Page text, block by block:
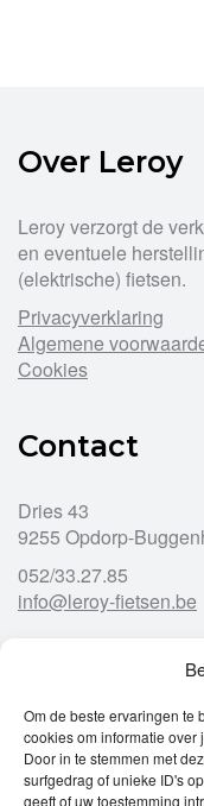
Om de beste ervaringen te
cookies om informatie over
Door in te stemmen met
surfgedrag of unieke ID's
geeft of uw toestemming
Over Leroy
Leroy verzorgt de
en eventuele
(elektrische) fietsen.
Privacyverklaring
Algemene
Cookies
Contact
Dries 43
9255 Opdorp-
052/33.27.85
info@leroy-fietsen.be
Ma
gesloten
Di
9u – 12u
Wo
9u – 12u